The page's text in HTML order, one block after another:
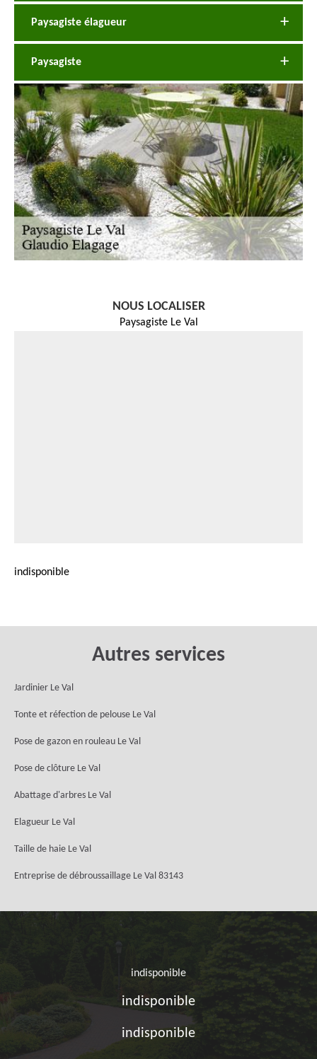
Paysagiste élagueur
Paysagiste
NOUS LOCALISER
Paysagiste Le Val
indisponible
Autres services
Jardinier Le Val
Tonte et réfection de pelouse Le Val
Pose de gazon en rouleau Le Val
Pose de clôture Le Val
Abattage d'arbres Le Val
Elagueur Le Val
Taille de haie Le Val
Entreprise de débroussaillage Le Val 83143
indisponible
indisponible
indisponible